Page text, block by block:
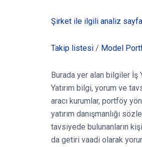
Şirket ile ilgili analiz
Takip listesi / Model
Burada yer alan bilgiler İş
Yatırım bilgi, yorum ve
aracı kurumlar, portföy
yatırım danışmanlığı
tavsiyede bulunanların
da getiri vaadi olarak